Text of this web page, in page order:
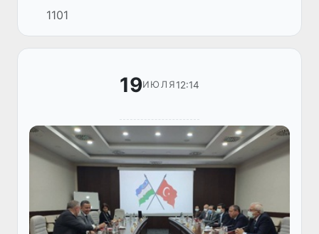
(минеральных) группы I - SN 100, SN 150, SN
240, SN 350, SN 500 и RL в...
1101
19ИЮЛЯ12:14